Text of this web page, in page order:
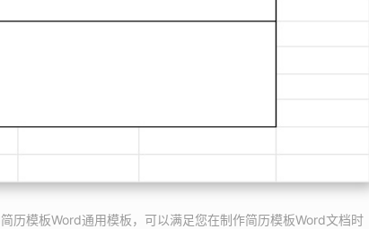
历模板Word通用模板，可以满足您在制作简历模板Word文档时